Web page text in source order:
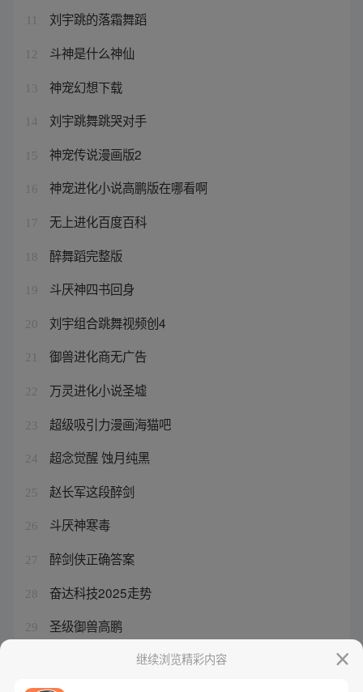
刘宇跳的落霜舞蹈
12 斗神是什么神仙
13 神宠幻想下载
14 刘宇跳舞跳哭对手
15 神宠传说漫画版2
16 神宠进化小说高鹏版在哪看啊
17 无上进化百度百科
18 醉舞蹈完整版
19 斗厌神四书回身
20 刘宇组合跳舞视频创4
21 御兽进化商无广告
22 万灵进化小说圣墟
23 超级吸引力漫画海猫吧
24 超念觉醒 蚀月纯黑
25 赵长军这段醉剑
26 斗厌神寒毒
27 醉剑侠正确答案
28 奋达科技2025走势
29 圣级御兽高鹏
赵长军的主要作品继续浏览精彩内容